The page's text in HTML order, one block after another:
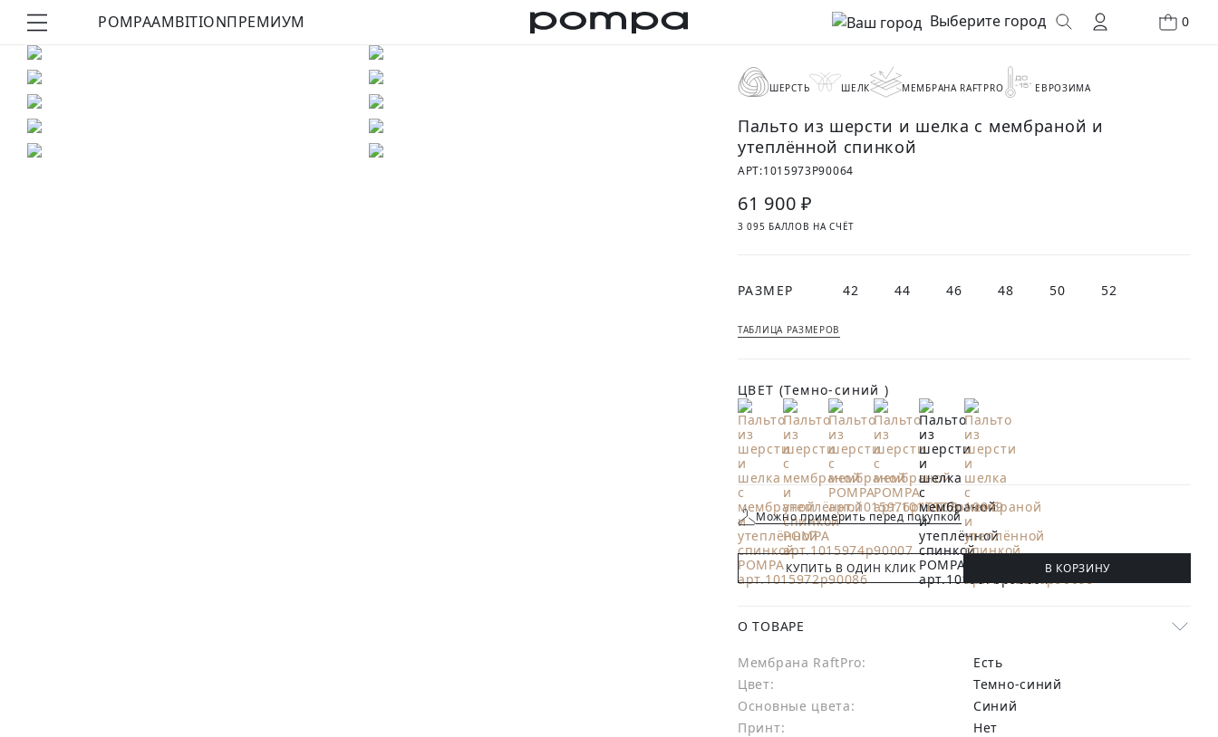
POMPAAMBITIONПРЕМИУМ Выберите город 0
ШЕРСТЬ ШЕЛК МЕМБРАНА RAFTPRO ЕВРОЗИМА
Пальто из шерсти и шелка с мембраной и
утеплённой спинкой
АРТ:1015973P90064
61 900 ₽
3 095 БАЛЛОВ НА СЧЁТ
РАЗМЕР 42 44 46 48 50 52
ТАБЛИЦА РАЗМЕРОВ
ЦВЕТ (Темно-синий )
Можно примерить перед покупкой
КУПИТЬ В ОДИН КЛИК В КОРЗИНУ
О ТОВАРЕ
Мембрана RaftPro:
есть
Цвет:
Темно-синий
Основные цвета:
синий
Принт:
Нет